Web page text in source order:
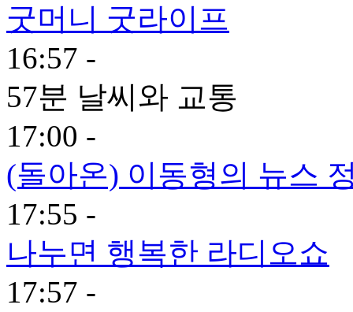
굿머니 굿라이프
16:57 -
57분 날씨와 교통
17:00 -
(돌아온) 이동형의 뉴스
17:55 -
나누면 행복한 라디오쇼
17:57 -